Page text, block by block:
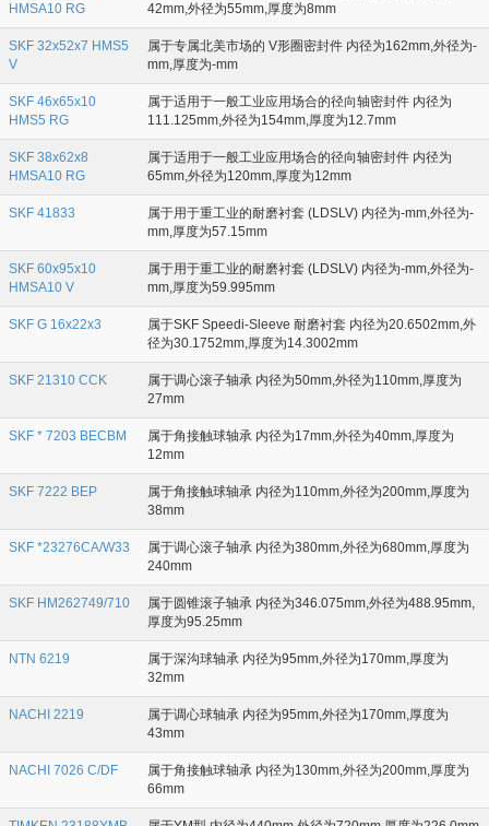
HMSA10 RG
42mm,外径为55mm,厚度为8mm
SKF 32x52x7 HMS5
V
属于专属北美市场的 V形圈密封件 内径为162mm,外径为-
mm,厚度为-mm
SKF 46x65x10
HMS5 RG
属于适用于一般工业应用场合的径向轴密封件 内径为
111.125mm,外径为154mm,厚度为12.7mm
SKF 38x62x8
HMSA10 RG
属于适用于一般工业应用场合的径向轴密封件 内径为
65mm,外径为120mm,厚度为12mm
SKF 41833
属于用于重工业的耐磨衬套 (LDSLV) 内径为-mm,外径为-
mm,厚度为57.15mm
SKF 60x95x10
HMSA10 V
属于用于重工业的耐磨衬套 (LDSLV) 内径为-mm,外径为-
mm,厚度为59.995mm
SKF G 16x22x3
属于SKF Speedi-Sleeve 耐磨衬套 内径为20.6502mm,外
径为30.1752mm,厚度为14.3002mm
SKF 21310 CCK
属于调心滚子轴承 内径为50mm,外径为110mm,厚度为
27mm
SKF * 7203 BECBM
属于角接触球轴承 内径为17mm,外径为40mm,厚度为
12mm
SKF 7222 BEP
属于角接触球轴承 内径为110mm,外径为200mm,厚度为
38mm
SKF *23276CA/W33
属于调心滚子轴承 内径为380mm,外径为680mm,厚度为
240mm
SKF HM262749/710
属于圆锥滚子轴承 内径为346.075mm,外径为488.95mm,
厚度为95.25mm
NTN 6219
属于深沟球轴承 内径为95mm,外径为170mm,厚度为
32mm
NACHI 2219
属于调心球轴承 内径为95mm,外径为170mm,厚度为
43mm
NACHI 7026 C/DF
属于角接触球轴承 内径为130mm,外径为200mm,厚度为
66mm